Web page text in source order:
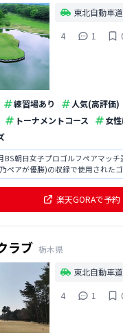
東北自動車
4
1
練習場あり 人気(高評価)
トーナメントコース
女
BS朝日女子プロゴルフペアマッ
ペアが優勝)の収録で使用された
バンカーや池も多く、アンジュ
取れやすいためディ楽天GORAで予約
ラブ 栃木県
東北自動車
4
1